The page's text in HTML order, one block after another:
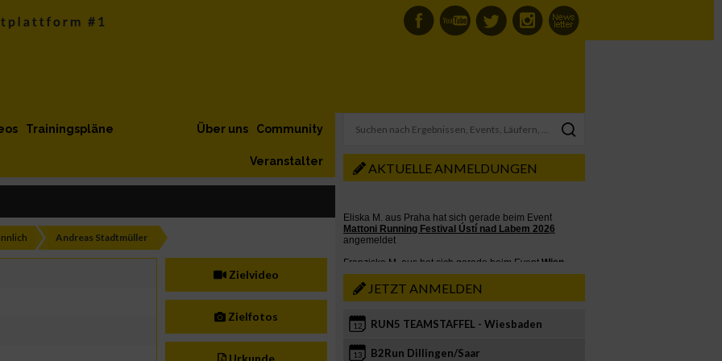
Trainingspläne Community
Über uns
Veranstalter
Andreas Stadtmüller
Zielvideo
Zielfotos
Urkunde
AKTUELLE ANMELDUNGEN
JETZT ANMELDEN
12 RUN5 TEAMSTAFFEL - Wiesbaden
13 B2Run Dillingen/Saar